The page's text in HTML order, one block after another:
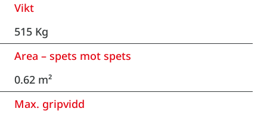
Vikt
515 Kg
Area – spets mot spets
0.62 m²
Max. gripvidd